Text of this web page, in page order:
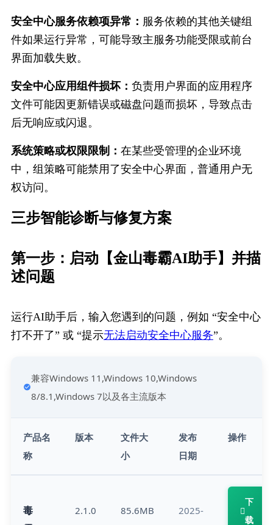
安全中心服务依赖项异常： 服务依赖的其他关键组
件如果运行异常，可能导致主服务功能受限或前台
界面加载失败。
安全中心应用组件损坏： 负责用户界面的应用程序
文件可能因更新错误或磁盘问题而损坏，导致点击
后无响应或闪退。
系统策略或权限限制： 在某些受管理的企业环境
中，组策略可能禁用了安全中心界面，普通用户无
权访问。
三步智能诊断与修复方案
第一步：启动【金山毒霸AI助手】并描
述问题
运行AI助手后，输入您遇到的问题，例如 “安全中心
打不开了” 或 “提示无法启动安全中心服务”。
兼容Windows 11,Windows 10,Windows
8/8.1,Windows 7以及各主流版本
产品名
称
版本
文件大
小
发布
日期
操作
毒
2.1.0 85.6MB
2025-
下
载